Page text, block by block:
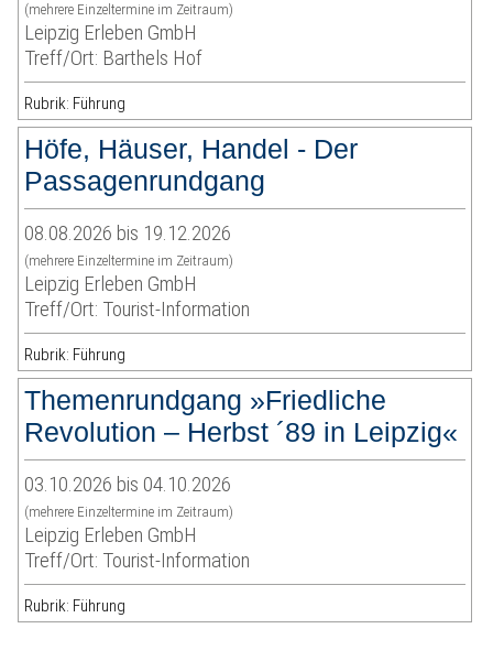
(mehrere Einzeltermine im Zeitraum)
Leipzig Erleben GmbH
Treff/Ort: Barthels Hof
Rubrik: Führung
Höfe, Häuser, Handel - Der
Passagenrundgang
08.08.2026 bis 19.12.2026
(mehrere Einzeltermine im Zeitraum)
Leipzig Erleben GmbH
Treff/Ort: Tourist-Information
Rubrik: Führung
Themenrundgang »Friedliche
Revolution – Herbst ´89 in Leipzig«
03.10.2026 bis 04.10.2026
(mehrere Einzeltermine im Zeitraum)
Leipzig Erleben GmbH
Treff/Ort: Tourist-Information
Rubrik: Führung